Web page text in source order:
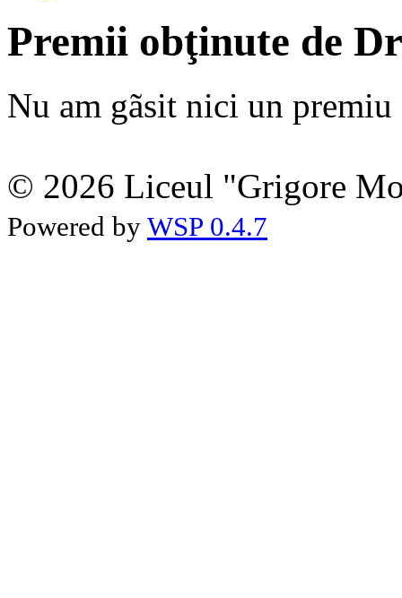
Premii obţinute de
Nu am gãsit nici un premiu
© 2026 Liceul "Grigore
Powered by WSP 0.4.7